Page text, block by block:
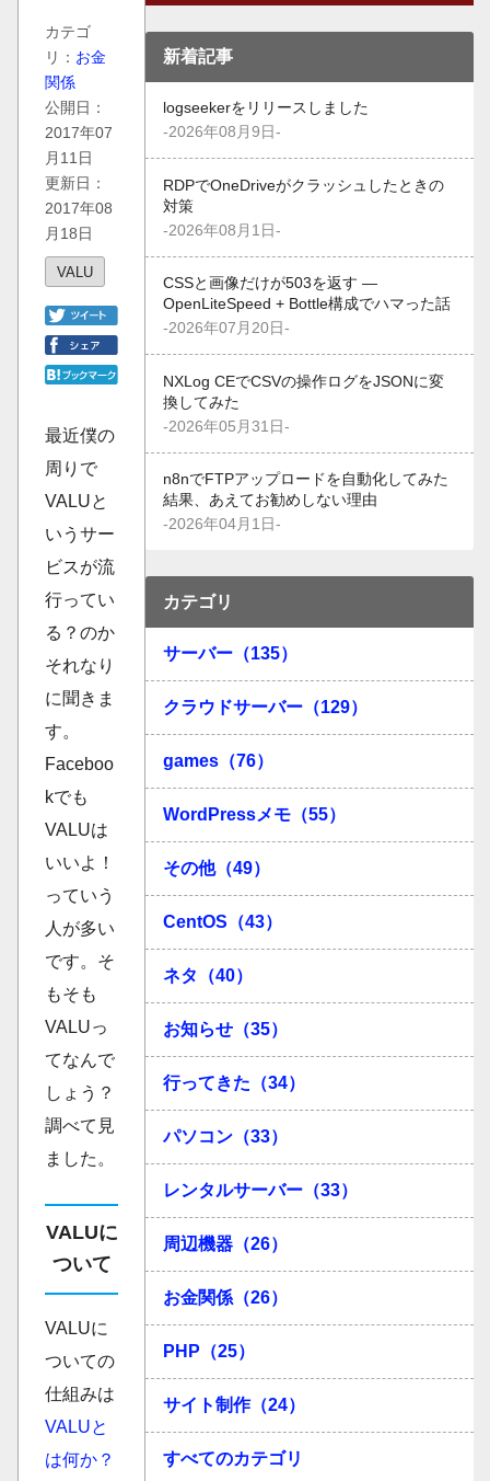
カテゴ
リ： お金
関係
公開日：
2017年07
月11日
更新日：
2017年08
月18日
VALU
最近僕の
周りで
VALUと
いうサー
ビスが流
行ってい
る？のか
それなり
に聞きま
す。
Faceboo
kでも
VALUは
いいよ！
っていう
人が多い
です。そ
もそも
VALUっ
てなんで
しょう？
調べて見
ました。
VALUに
ついて
VALUに
ついての
仕組みは
VALUと
は何か？
新着記事
logseekerをリリースしました
-2026年08月9日-
RDPでOneDriveがクラッシュしたときの
対策
-2026年08月1日-
CSSと画像だけが503を返す —
OpenLiteSpeed + Bottle構成でハマった話
-2026年07月20日-
NXLog CEでCSVの操作ログをJSONに変
換してみた
-2026年05月31日-
n8nでFTPアップロードを自動化してみた
結果、あえてお勧めしない理由
-2026年04月1日-
カテゴリ
サーバー（135）
クラウドサーバー（129）
games（76）
WordPressメモ（55）
その他（49）
CentOS（43）
ネタ（40）
お知らせ（35）
行ってきた（34）
パソコン（33）
レンタルサーバー（33）
周辺機器（26）
お金関係（26）
PHP（25）
サイト制作（24）
すべてのカテゴリ